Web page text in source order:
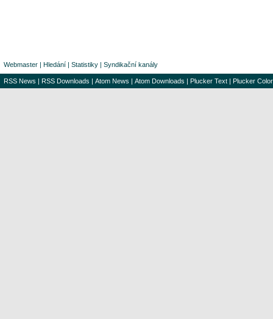
Webmaster | Hledání | Statistiky | Syndikační kanály
RSS News | RSS Downloads | Atom News | Atom Downloads | Plucker Text | Plucker Color